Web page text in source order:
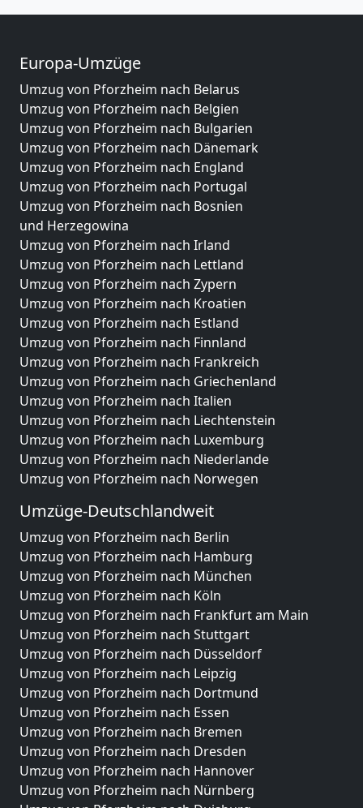
Europa-Umzüge
Umzug von Pforzheim nach Belarus
Umzug von Pforzheim nach Belgien
Umzug von Pforzheim nach Bulgarien
Umzug von Pforzheim nach Dänemark
Umzug von Pforzheim nach England
Umzug von Pforzheim nach Portugal
Umzug von Pforzheim nach Bosnien
und Herzegowina
Umzug von Pforzheim nach Irland
Umzug von Pforzheim nach Lettland
Umzug von Pforzheim nach Zypern
Umzug von Pforzheim nach Kroatien
Umzug von Pforzheim nach Estland
Umzug von Pforzheim nach Finnland
Umzug von Pforzheim nach Frankreich
Umzug von Pforzheim nach Griechenland
Umzug von Pforzheim nach Italien
Umzug von Pforzheim nach Liechtenstein
Umzug von Pforzheim nach Luxemburg
Umzug von Pforzheim nach Niederlande
Umzug von Pforzheim nach Norwegen
Umzüge-Deutschlandweit
Umzug von Pforzheim nach Berlin
Umzug von Pforzheim nach Hamburg
Umzug von Pforzheim nach München
Umzug von Pforzheim nach Köln
Umzug von Pforzheim nach Frankfurt am Main
Umzug von Pforzheim nach Stuttgart
Umzug von Pforzheim nach Düsseldorf
Umzug von Pforzheim nach Leipzig
Umzug von Pforzheim nach Dortmund
Umzug von Pforzheim nach Essen
Umzug von Pforzheim nach Bremen
Umzug von Pforzheim nach Dresden
Umzug von Pforzheim nach Hannover
Umzug von Pforzheim nach Nürnberg